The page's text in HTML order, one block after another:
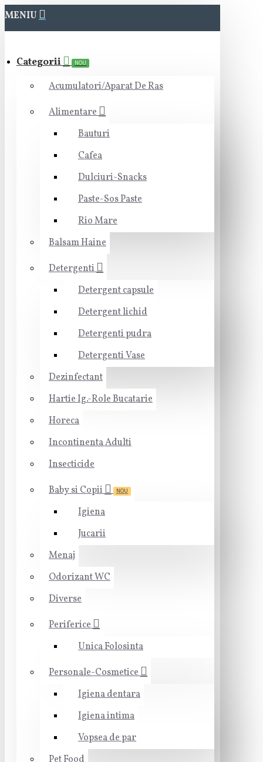
MENIU
Categorii NOU
Acumulatori/Aparat De Ras
Alimentare
Bauturi
Cafea
Dulciuri-Snacks
Paste-Sos Paste
Rio Mare
Balsam Haine
Detergenti
Detergent capsule
Detergent lichid
Detergenti pudra
Detergenti Vase
Dezinfectant
Hartie Ig.-Role Bucatarie
Horeca
Incontinenta Adulti
Insecticide
Baby si Copii
NOU
Igiena
Jucarii
Menaj
Odorizant WC
Diverse
Periferice
Unica Folosinta
Personale-Cosmetice
Igiena dentara
Igiena intima
Vopsea de par